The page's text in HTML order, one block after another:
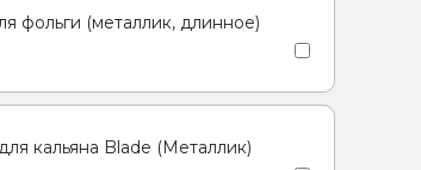
Арбуз, Дыня
фольги (металлик, длинное)
кальяна Blade (Металлик)